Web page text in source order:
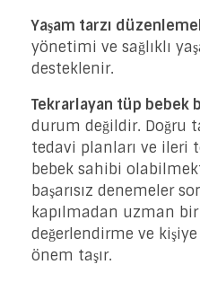
Yaşam tarzı
yönetimi ve sağlıklı
desteklenir.
Tekrarlayan tüp bebek
durum değildir. Doğru
tedavi planları ve ileri
bebek sahibi
başarısız denemeler
kapılmadan uzman
değerlendirme ve
önem taşır.